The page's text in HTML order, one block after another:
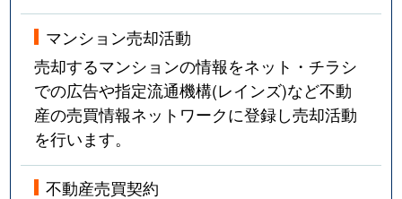
マンション売却活動
売却するマンションの情報をネット・チラシ
での広告や指定流通機構(レインズ)など不動
産の売買情報ネットワークに登録し売却活動
を行います。
不動産売買契約